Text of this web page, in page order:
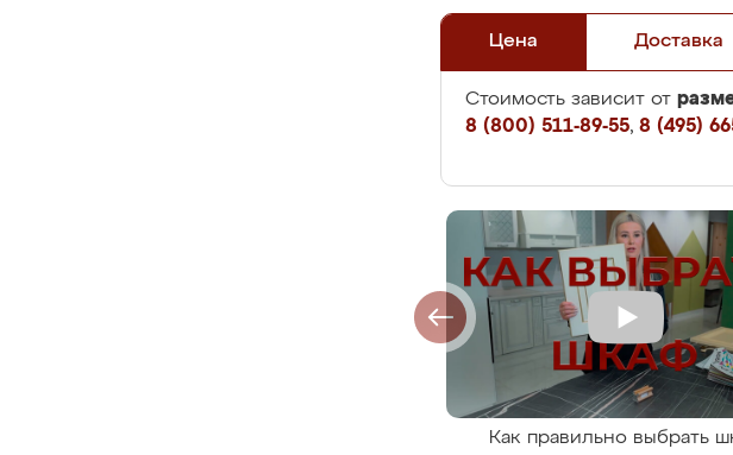
Цена Доставка
Стоимость зависит от
8 (800) 511-89-55, 8 (495)
Как правильно выбрать